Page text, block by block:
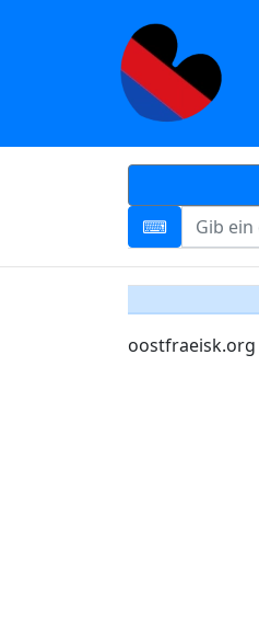
oostfraeisk.org